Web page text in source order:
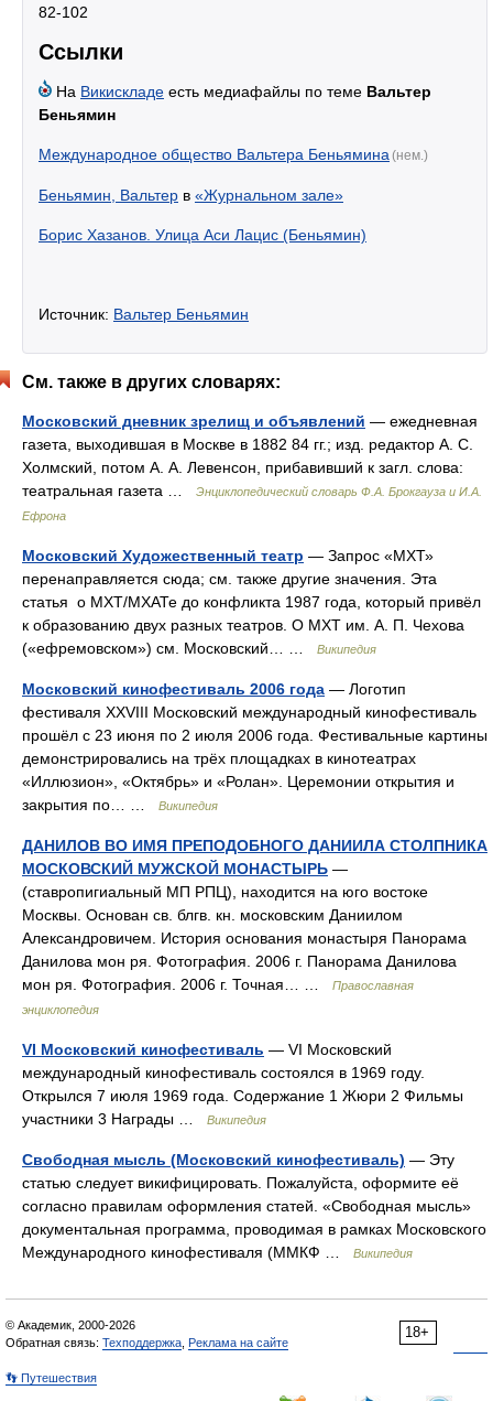
82-102
Ссылки
На Викискладе есть медиафайлы по теме Вальтер
Беньямин
Международное общество Вальтера Беньямина (нем.)
Беньямин, Вальтер в «Журнальном зале»
Борис Хазанов. Улица Аси Лацис (Беньямин)
Источник: Вальтер Беньямин
См. также в других словарях:
Московский дневник зрелищ и объявлений — ежедневная
газета, выходившая в Москве в 1882 84 гг.; изд. редактор А. С.
Холмский, потом А. А. Левенсон, прибавивший к загл. слова:
театральная газета …
Энциклопедический словарь Ф.А. Брокгауза и И.А.
Ефрона
Московский Художественный театр — Запрос «МХТ»
перенаправляется сюда; см. также другие значения. Эта
статья о MXT/МХАТе до конфликта 1987 года, который привёл
к образованию двух разных театров. О МXT им. А. П. Чехова
(«ефремовском») см. Московский… …
Википедия
Московский кинофестиваль 2006 года — Логотип
фестиваля XXVIII Московский международный кинофестиваль
прошёл с 23 июня по 2 июля 2006 года. Фестивальные картины
демонстрировались на трёх площадках в кинотеатрах
«Иллюзион», «Октябрь» и «Ролан». Церемонии открытия и
закрытия по… …
Википедия
ДАНИЛОВ ВО ИМЯ ПРЕПОДОБНОГО ДАНИИЛА СТОЛПНИКА
МОСКОВСКИЙ МУЖСКОЙ МОНАСТЫРЬ —
(ставропигиальный МП РПЦ), находится на юго востоке
Москвы. Основан св. блгв. кн. московским Даниилом
Александровичем. История основания монастыря Панорама
Данилова мон ря. Фотография. 2006 г. Панорама Данилова
мон ря. Фотография. 2006 г. Точная… …
Православная
энциклопедия
VI Московский кинофестиваль — VI Московский
международный кинофестиваль состоялся в 1969 году.
Открылся 7 июля 1969 года. Содержание 1 Жюри 2 Фильмы
участники 3 Награды …
Википедия
Свободная мысль (Московский кинофестиваль) — Эту
статью следует викифицировать. Пожалуйста, оформите её
согласно правилам оформления статей. «Свободная мысль»
документальная программа, проводимая в рамках Московского
Международного кинофестиваля (ММКФ …
Википедия
18+
© Академик, 2000-2026
Обратная связь: Техподдержка Реклама на сайте
👣 Путешествия